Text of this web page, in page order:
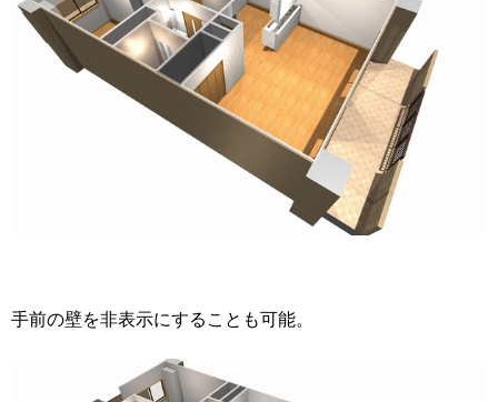
手前の壁を非表示にすることも可能。